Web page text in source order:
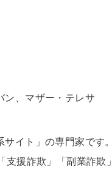
ン、マザー・テレサ
イト」の専門家です。
「支援詐欺」「副業詐欺」